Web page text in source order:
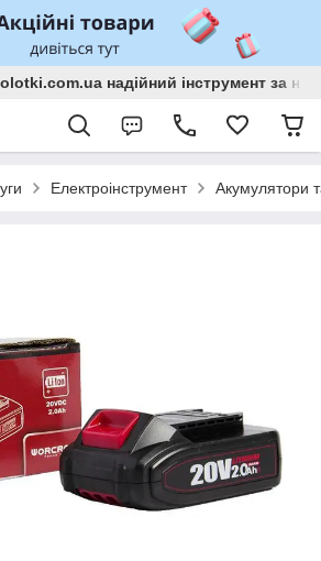
надійний інструмент за
Електроінструмент Акумулятори